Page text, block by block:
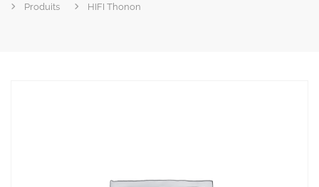
Produits HIFI Thonon